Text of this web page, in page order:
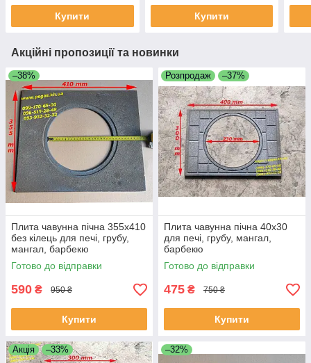
Купити Купити
Акційні пропозиції та новинки
–38%
Плита чавунна пічна 355х410
без кілець для печі, грубу,
мангал, барбекю
Готово до відправки
590 ₴ 950 ₴
Купити
Розпродаж –37%
Плита чавунна пічна 40х30
для печі, грубу, мангал,
барбекю
Готово до відправки
475 ₴ 750 ₴
Купити
Акція –33% –32%